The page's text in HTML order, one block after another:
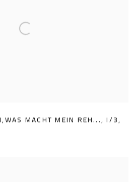
,WAS MACHT MEIN REH...,I/3,